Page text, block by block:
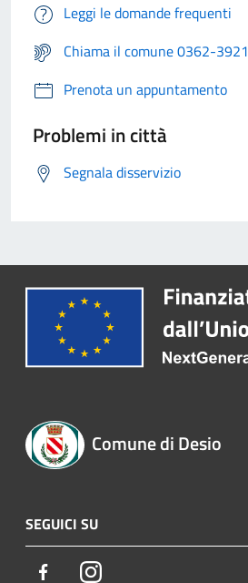
Leggi le domande frequenti
Chiama il comune 0362-3921
Prenota un appuntamento
Problemi in città
Segnala disservizio
Comune di Desio
SEGUICI SU
FacebookInstagram